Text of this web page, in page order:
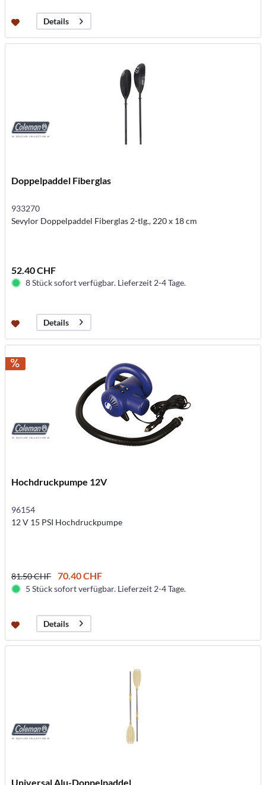
Details
Doppelpaddel Fiberglas
933270
Sevylor Doppelpaddel Fiberglas 2-tlg., 220 x 18 cm
52.40 CHF
8 Stück sofort verfügbar. Lieferzeit 2-4 Tage.
Details
Hochdruckpumpe 12V
96154
12 V 15 PSI Hochdruckpumpe
81.50 CHF 70.40 CHF
5 Stück sofort verfügbar. Lieferzeit 2-4 Tage.
Details
Universal Alu-Doppelpaddel